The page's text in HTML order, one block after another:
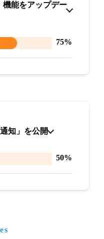
機能をアップデー
75%
知」を公開
50%